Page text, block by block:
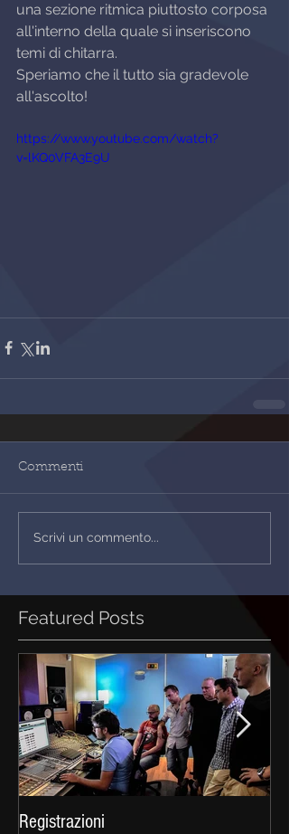
una sezione ritmica piuttosto corposa
all'interno della quale si inseriscono
temi di chitarra.
Speriamo che il tutto sia gradevole
all'ascolto!
https://www.youtube.com/watch?
v=lKQ0VFA3E9U
Commenti
Scrivi un commento...
Featured Posts
Registrazioni